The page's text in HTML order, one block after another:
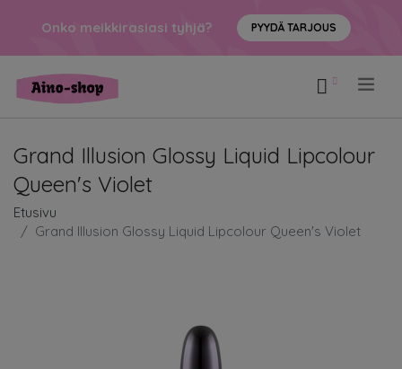
Onko meikkirasiasi tyhjä? PYYDÄ TARJOUS
Grand Illusion Glossy Liquid Lipcolour
Queen's Violet
Etusivu
Grand Illusion Glossy Liquid Lipcolour Queen's Violet